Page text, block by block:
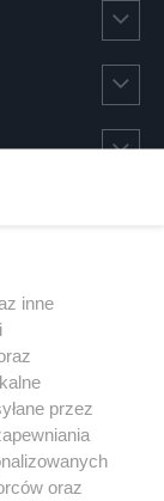
inne
przez
oraz